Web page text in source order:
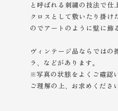
と呼ばれる刺繍の技法で仕
クロスとして敷いたり掛け
のでアートのように壁に飾
ヴィンテージ品ならではの
ラ、などがあります。
※写真の状態をよくご確認
ご理解の上、 お求めくださ